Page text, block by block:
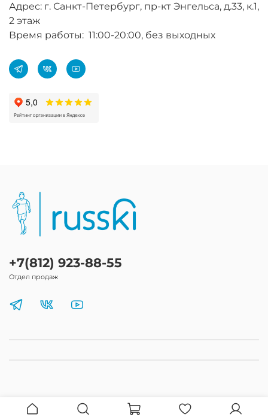
Адрес: г. Санкт-Петербург, пр-кт Энгельса, д.33, к.1,
2 этаж
Время работы: 11:00-20:00, без выходных
+7(812) 923-88-55
Отдел продаж